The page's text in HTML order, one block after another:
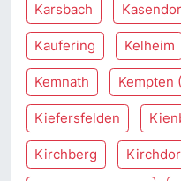
Karsbach
Kaufering Kelheim
Kemnath Kempten
Kiefersfelden
Kirchberg